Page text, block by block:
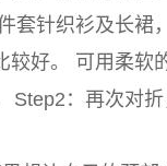
套针织衫及长裙
好。 可用柔软
：再次对折